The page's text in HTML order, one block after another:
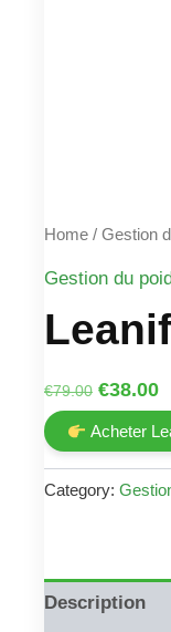
Home / Gestion
Gestion du
€79.00 Original
price
was:
€79.00.
€38.00
Acheter
Category:
Description